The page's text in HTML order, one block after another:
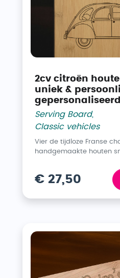
2cv citroën
uniek &
gepersonaliseerd
Serving Board,
Classic vehicles
Vier de tijdloze Franse
handgemaakte houten
€ 27,50